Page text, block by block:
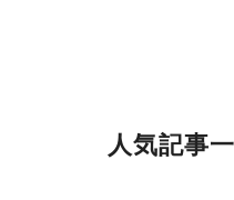
人気記事